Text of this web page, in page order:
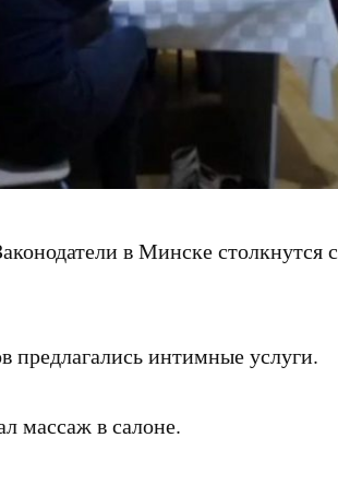
в Минске столкнутся с
предлагались интимные услуги.
массаж в салоне.